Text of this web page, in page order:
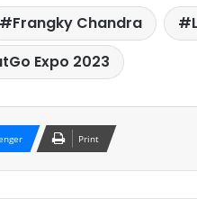
Frangky Chandra
Expo 2023
Print